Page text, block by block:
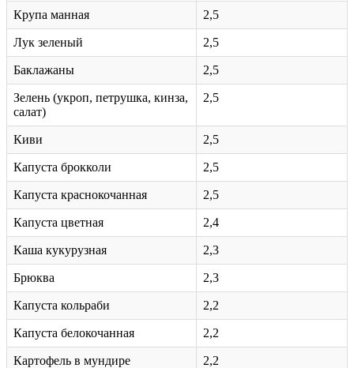
Крупа манная 2,5
Лук зеленый 2,5
Баклажаны 2,5
Зелень (укроп, петрушка, кинза,
салат)
2,5
Киви 2,5
Капуста брокколи 2,5
Капуста краснокочанная 2,5
Капуста цветная 2,4
Каша кукурузная 2,3
Брюква 2,3
Капуста кольраби 2,2
Капуста белокочанная 2,2
Картофель в мундире 2,2